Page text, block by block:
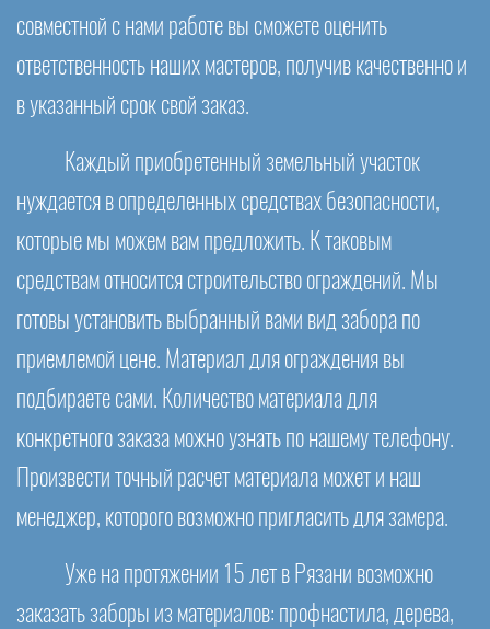
совместной с нами работе вы сможете оценить
ответственность наших мастеров, получив качественно и
в указанный срок свой заказ.
Каждый приобретенный земельный участок
нуждается в определенных средствах безопасности,
которые мы можем вам предложить. К таковым
средствам относится строительство ограждений. Мы
готовы установить выбранный вами вид забора по
приемлемой цене. Материал для ограждения вы
подбираете сами. Количество материала для
конкретного заказа можно узнать по нашему телефону.
Произвести точный расчет материала может и наш
менеджер, которого возможно пригласить для замера.
Уже на протяжении 15 лет в Рязани возможно
заказать заборы из материалов: профнастила, дерева,